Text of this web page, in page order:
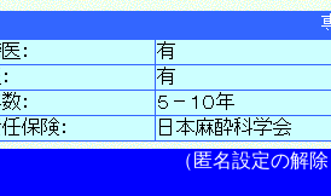
（匿名設定の解除